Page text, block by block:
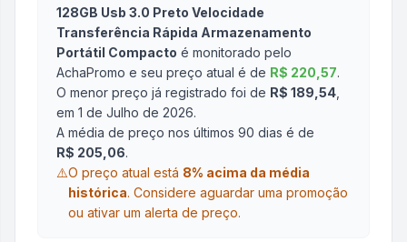
128GB Usb 3.0 Preto Velocidade
Transferência Rápida Armazenamento
Portátil Compacto é monitorado pelo
AchaPromo e seu preço atual é de R$ 220,57.
O menor preço já registrado foi de R$ 189,54
em 1 de Julho de 2026.
A média de preço nos últimos 90 dias é de
R$ 205,06.
⚠️O preço atual está 8% acima da média
histórica. Considere aguardar uma promoção
ou ativar um alerta de preço.